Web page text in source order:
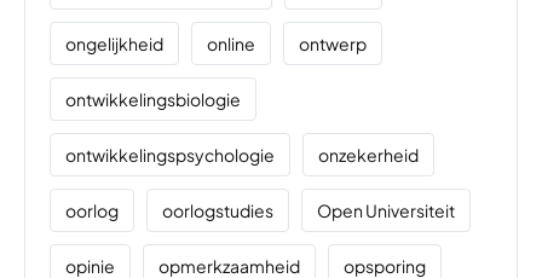
ongelijkheid online ontwerp
ontwikkelingsbiologie
ontwikkelingspsychologie onzekerheid
oorlog oorlogstudies Open Universiteit
opinie opmerkzaamheid opsporing